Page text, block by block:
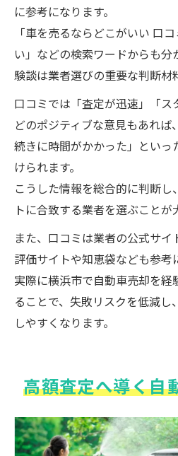
に参考になります。
「車を売るならどこがいい 口
い」などの検索ワードからも
験談は業者選びの重要な判断材
口コミでは「査定が迅速」「
どのポジティブな意見もあれ
続きに時間がかかった」といっ
けられます。
こうした情報を総合的に判断
トに合致する業者を選ぶことが
また、口コミは業者の公式サ
評価サイトや知恵袋なども参考
実際に横浜市で自動車売却を
ることで、失敗リスクを低減し
しやすくなります。
高額査定へ導く自